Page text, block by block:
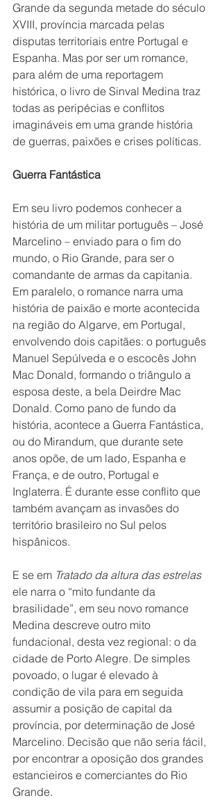
Grande da segunda metade do século
XVIII, província marcada pelas
disputas territoriais entre Portugal e
Espanha. Mas por ser um romance,
para além de uma reportagem
histórica, o livro de Sinval Medina traz
todas as peripécias e conflitos
imagináveis em uma grande história
de guerras, paixões e crises políticas.
Guerra Fantástica
Em seu livro podemos conhecer a
história de um militar português – José
Marcelino – enviado para o fim do
mundo, o Rio Grande, para ser o
comandante de armas da capitania.
Em paralelo, o romance narra uma
história de paixão e morte acontecida
na região do Algarve, em Portugal,
envolvendo dois capitães: o português
Manuel Sepúlveda e o escocês John
Mac Donald, formando o triângulo a
esposa deste, a bela Deirdre Mac
Donald. Como pano de fundo da
história, acontece a Guerra Fantástica,
ou do Mirandum, que durante sete
anos opõe, de um lado, Espanha e
França, e de outro, Portugal e
Inglaterra. É durante esse conflito que
também avançam as invasões do
território brasileiro no Sul pelos
hispânicos.
E se em Tratado da altura das estrelas
ele narra o “mito fundante da
brasilidade”, em seu novo romance
Medina descreve outro mito
fundacional, desta vez regional: o da
cidade de Porto Alegre. De simples
povoado, o lugar é elevado à
condição de vila para em seguida
assumir a posição de capital da
província, por determinação de José
Marcelino. Decisão que não seria fácil,
por encontrar a oposição dos grandes
estancieiros e comerciantes do Rio
Grande.